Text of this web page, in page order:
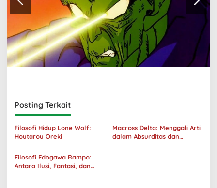
Posting Terkait
Filosofi Hidup Lone Wolf:
Houtarou Oreki
Macross Delta: Menggali Arti
dalam Absurditas dan
Filosofi Edogawa Rampo:
Antara Ilusi, Fantasi, dan